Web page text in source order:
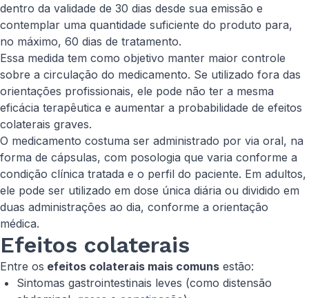
dentro da validade de 30 dias desde sua emissão e
contemplar uma quantidade suficiente do produto para,
no máximo, 60 dias de tratamento.
Essa medida tem como objetivo manter maior controle
sobre a circulação do medicamento. Se utilizado fora das
orientações profissionais, ele pode não ter a mesma
eficácia terapêutica e aumentar a probabilidade de efeitos
colaterais graves.
O medicamento costuma ser administrado por via oral, na
forma de cápsulas, com posologia que varia conforme a
condição clínica tratada e o perfil do paciente. Em adultos,
ele pode ser utilizado em dose única diária ou dividido em
duas administrações ao dia, conforme a orientação
médica.
Efeitos colaterais
Entre os efeitos colaterais mais comuns estão:
Sintomas gastrointestinais leves (como distensão